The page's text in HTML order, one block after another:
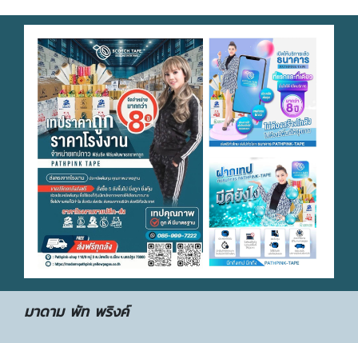
มาดาม พัท พริงค์